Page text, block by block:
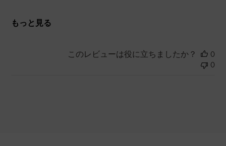
もっと見る
このレビューは役に立ちましたか？
0
0